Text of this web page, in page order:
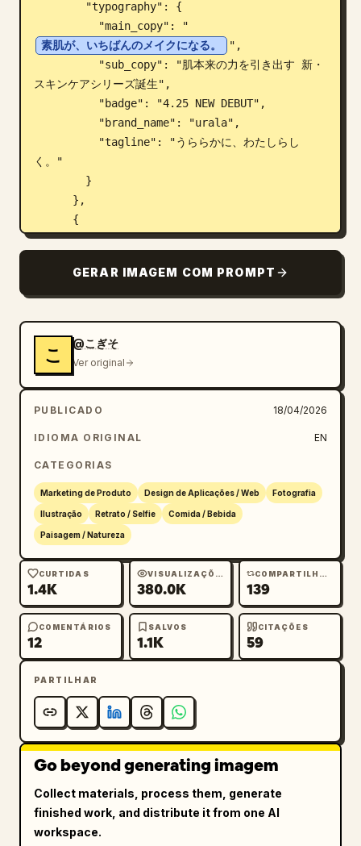
          "main_copy": "
素肌が、いちばんのメイクになる。
",
スキンケアシリーズ誕生",
く。"
        "position": "superior direito",
        "visuals": "Mesa de madeira perto de
uma janela, prato com torrada com geleia e
faca.",
        "typography": {
          "top_text": "森のそばの小さなカフェ",
          "main_copy": "
今日も、いい日。 ",
          "sub_copy": "こだわりのコーヒーと、焼
きたてのパンでほっとひと息しませんか？",
ト始めました",
          "logo": "morino cafe",
          "details": "OPEN 8:00 - 18:00 定休
日: 水曜日 〒150-0001 東京都渋谷区神宮前 1-2-3"
        }
      },
      {
        "position": "inferior esquerdo",
        "industry": "academia de ginástica",
        "visuals": "Mulher asiática atlética
com top esportivo preto, rabo de cavalo,
suando, com olhar determinado. Fundo de
academia com iluminação neon roxa.",
        "typography": {
          "top_text": "今こそ、理想の自分へ",
          "main_copy": "
わたしを、超えていけ。
          "bullet_points": [
            "☑ パーソナルトレーニング",
            "☑ 初心者サポート充実",
GERAR IMAGEM COM PROMPT
こ
@こぎそ
Ver original
PUBLICADO 18/04/2026
IDIOMA ORIGINAL EN
CATEGORIAS
Marketing de Produto Design de Aplicações / Web Fotografia
Ilustração Retrato / Selfie Comida / Bebida
Paisagem / Natureza
CURTIDAS
1.4K
VISUALIZAÇÕES
380.0K
COMPARTILHAMENTOS
139
COMENTÁRIOS
12
SALVOS
1.1K
CITAÇÕES
59
PARTILHAR
Go beyond generating imagem
Collect materials, process them, generate
finished work, and distribute it from one AI
workspace.